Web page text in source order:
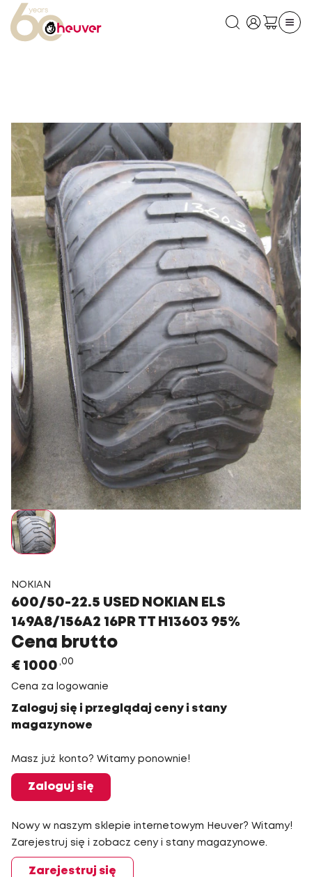
NOKIAN
600/50-22.5 USED NOKIAN ELS
149A8/156A2 16PR TT H13603 95%
Cena brutto
€ 1000 00
Cena za logowanie
Zaloguj się i przeglądaj ceny i stany
magazynowe
Masz już konto? Witamy ponownie!
Zaloguj się
Nowy w naszym sklepie internetowym Heuver? Witamy!
Zarejestruj się i zobacz ceny i stany magazynowe.
Zarejestruj się